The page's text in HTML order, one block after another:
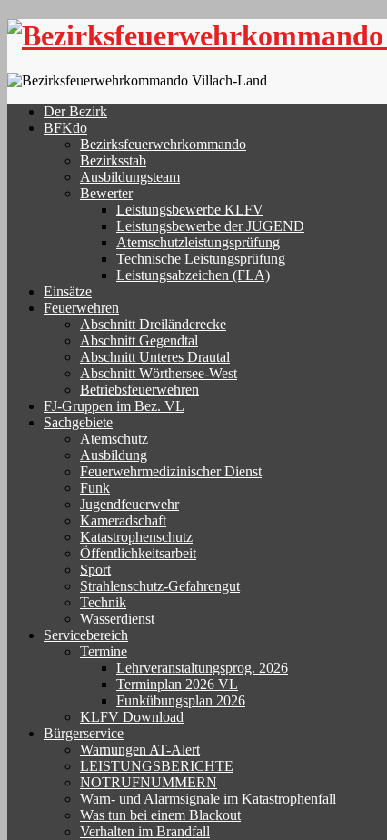
Skip
Der Bezirk
BFKdo
Bezirksfeuerwehrkommando
Bezirksstab
Ausbildungsteam
Bewerter
Leistungsbewerbe KLFV
Leistungsbewerbe der JUGEND
Atemschutzleistungsprüfung
Technische Leistungsprüfung
Leistungsabzeichen (FLA)
Einsätze
Feuerwehren
Abschnitt Dreiländerecke
Abschnitt Gegendtal
Abschnitt Unteres Drautal
Abschnitt Wörthersee-West
Betriebsfeuerwehren
FJ-Gruppen im Bez. VL
Sachgebiete
Atemschutz
Ausbildung
Feuerwehrmedizinischer Dienst
Funk
Jugendfeuerwehr
Kameradschaft
Katastrophenschutz
Öffentlichkeitsarbeit
Sport
Strahlenschutz-Gefahrengut
Technik
Wasserdienst
Servicebereich
Termine
Lehrveranstaltungsprog. 2026
Terminplan 2026 VL
Funkübungsplan 2026
KLFV Download
Bürgerservice
Warnungen AT-Alert
LEISTUNGSBERICHTE
NOTRUFNUMMERN
Warn- und Alarmsignale im Katastrophenfall
Was tun bei einem Blackout
Verhalten im Brandfall